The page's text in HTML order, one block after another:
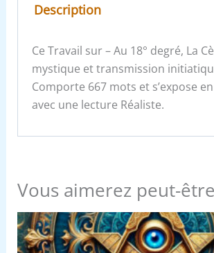
Description
Ce Travail sur – Au 18° degré, La
mystique et transmission
Comporte 667 mots et s’expose
avec une lecture Réaliste.
Vous aimerez peut-